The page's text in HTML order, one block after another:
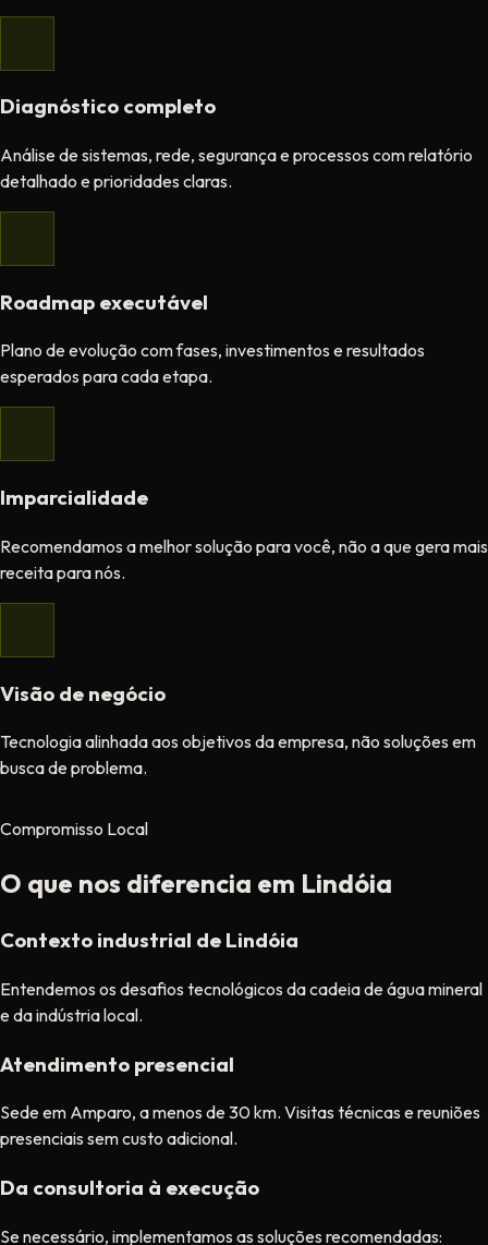
Diagnóstico completo
Análise de sistemas, rede, segurança e processos com relatório
detalhado e prioridades claras.
Roadmap executável
Plano de evolução com fases, investimentos e resultados
esperados para cada etapa.
Imparcialidade
Recomendamos a melhor solução para você, não a que gera mais
receita para nós.
Visão de negócio
Tecnologia alinhada aos objetivos da empresa, não soluções em
busca de problema.
Compromisso Local
O que nos diferencia em Lindóia
Contexto industrial de Lindóia
Entendemos os desafios tecnológicos da cadeia de água mineral
e da indústria local.
Atendimento presencial
Sede em Amparo, a menos de 30 km. Visitas técnicas e reuniões
presenciais sem custo adicional.
Da consultoria à execução
Se necessário, implementamos as soluções recomendadas: